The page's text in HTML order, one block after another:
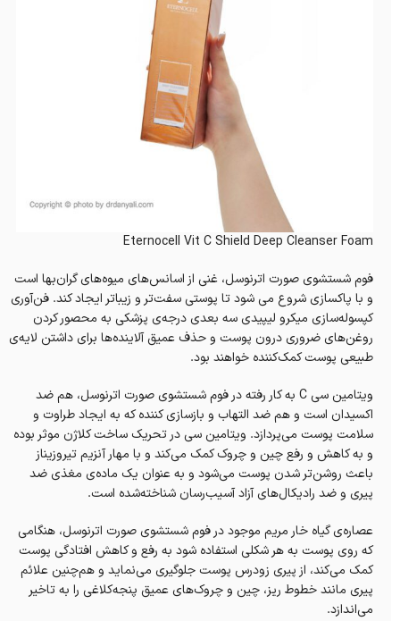
Eternocell Vit C Shield Deep Cleanser Foam
فوم شستشوی صورت اترنوسل، غنی از اسانس‌های میوه‌های گران‌بها است
و با پاکسازی شروع می شود تا پوستی سفت‌تر و زیباتر ایجاد کند. فن‌آوری
کپسوله‌سازی میکرو لیپیدی سه بعدی درجه‌ی پزشکی به محصور کردن
روغن‌های ضروری درون پوست و حذف عمیق آلاینده‌ها برای داشتن لایه‌ی
طبیعی پوست کمک‌کننده خواهند بود.
ویتامین سی C به کار رفته در فوم شستشوی صورت اترنوسل، هم ضد
اکسیدان است و هم ضد التهاب و بازسازی کننده که به ایجاد طراوت و
سلامت پوست می‌پردازد‌. ویتامین‌ سی در تحریک ساخت کلاژن موثر بوده
و به کاهش و رفع چین و چروک کمک می‌کند و با مهار آنزیم تیروزیناز
باعث روشن‌تر شدن پوست می‌شود و به عنوان یک ماده‌ی مغذی ضد
پیری و ضد رادیکال‌های آزاد آسیب‌رسان شناخته‌شده است.
عصاره‌ی گیاه خار مریم موجود در فوم شستشوی صورت اترنوسل، هنگامی
که روی پوست به هر شکلی استفاده شود به رفع و کاهش افتادگی پوست
کمک می‌کند، از پیری زودرس پوست جلوگیری می‌نماید و هم‌چنین علائم
پیری مانند خطوط ریز، چین و چروک‌های عمیق پنجه‌کلاغی را به تاخیر
می‌اندازد.